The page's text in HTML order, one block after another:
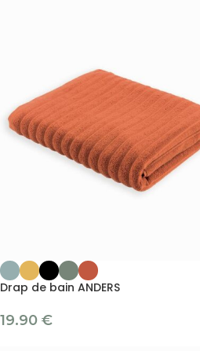
Drap de bain ANDERS
19.90 €